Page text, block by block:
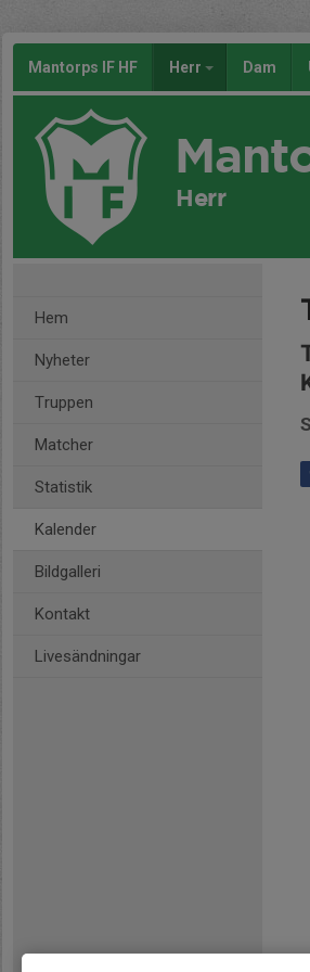
Mantorps IF HF Herr Dam
Herr
Hem
Nyheter
Truppen
Matcher
Statistik
Kalender
Bildgalleri
Kontakt
Livesändningar